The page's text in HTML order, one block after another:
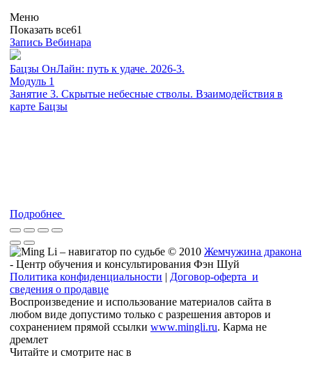
Меню
Показать все61
Запись Вебинара
Бацзы ОнЛайн: путь к удаче. 2026-3.
Модуль 1
Занятие 3. Скрытые небесные стволы. Взаимодействия в
карте Бацзы
Подробнее
© 2010 Жемчужина дракона
- Центр обучения и консультирования Фэн Шуй
Политика конфиденциальности | Договор-оферта и
сведения о продавце
Воспроизведение и использование материалов сайта в
любом виде допустимо только с разрешения авторов и
сохранением прямой ссылки www.mingli.ru. Карма не
дремлет
Читайте и смотрите нас в